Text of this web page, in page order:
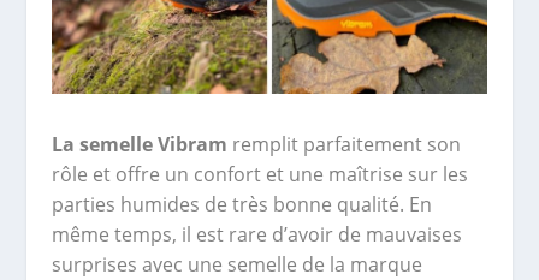
La semelle Vibram remplit parfaitement son
rôle et offre un confort et une maîtrise sur les
parties humides de très bonne qualité. En
même temps, il est rare d’avoir de mauvaises
surprises avec une semelle de la marque